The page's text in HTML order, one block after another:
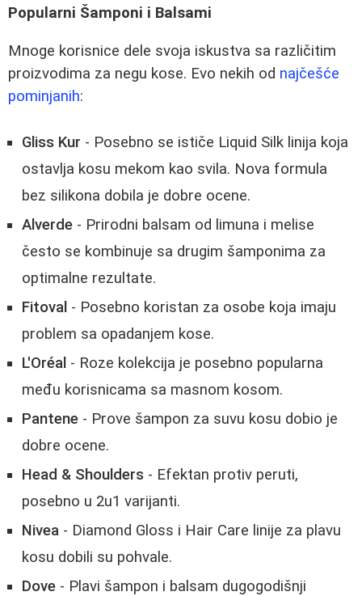
Popularni Šamponi i Balsami
Mnoge korisnice dele svoja iskustva sa različitim
proizvodima za negu kose. Evo nekih od najčešće
pominjanih:
Gliss Kur - Posebno se ističe Liquid Silk linija koja
ostavlja kosu mekom kao svila. Nova formula
bez silikona dobila je dobre ocene.
Alverde - Prirodni balsam od limuna i melise
često se kombinuje sa drugim šamponima za
optimalne rezultate.
Fitoval - Posebno koristan za osobe koja imaju
problem sa opadanjem kose.
L'Oréal - Roze kolekcija je posebno popularna
među korisnicama sa masnom kosom.
Pantene - Prove šampon za suvu kosu dobio je
dobre ocene.
Head & Shoulders - Efektan protiv peruti,
posebno u 2u1 varijanti.
Nivea - Diamond Gloss i Hair Care linije za plavu
kosu dobili su pohvale.
Dove - Plavi šampon i balsam dugogodišnji